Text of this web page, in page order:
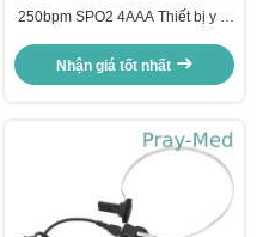
250bpm SPO2 4AAA Thiết bị y tế
độ
Nhận giá tốt nhất